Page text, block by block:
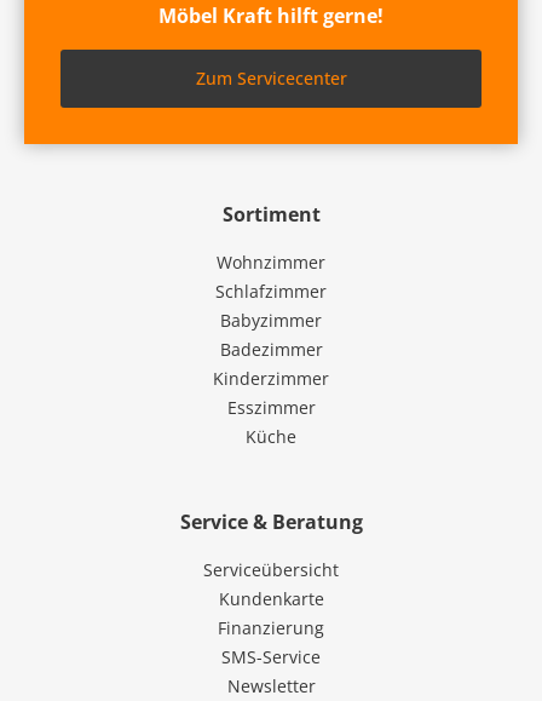
Sortiment
Wohnzimmer
Schlafzimmer
Babyzimmer
Badezimmer
Kinderzimmer
Esszimmer
Küche
Service & Beratung
Serviceübersicht
Kundenkarte
Finanzierung
SMS-Service
Newsletter
Möbel Kraft hilft gerne!
Zum Servicecenter